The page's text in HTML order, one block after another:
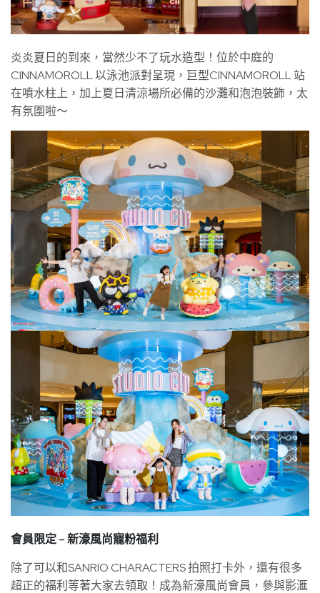
炎炎夏日的到來，當然少不了玩水造型！位於中庭的
CINNAMOROLL 以泳池派對呈現，巨型CINNAMOROLL 站
在噴水柱上，加上夏日清涼場所必備的沙灘和泡泡裝飾，太
有氛圍啦～
會員限定 – 新濠風尚寵粉福利
除了可以和SANRIO CHARACTERS 拍照打卡外，還有很多
超正的福利等著大家去領取！成為新濠風尚會員，參與影滙